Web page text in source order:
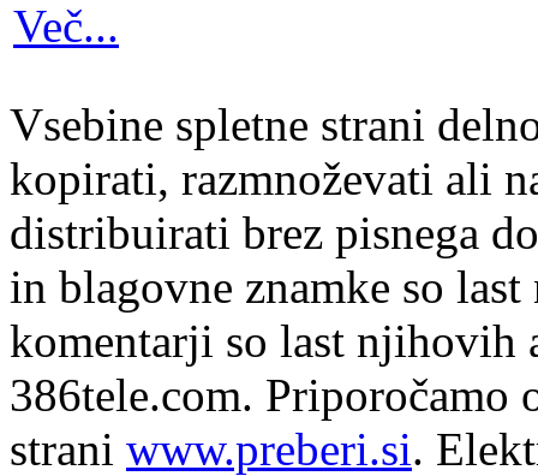
Več...
Vsebine spletne strani
kopirati, razmnoževati ali
distribuirati brez pisnega
in blagovne znamke so
komentarji so last njihovih
386tele.com. Priporočamo
strani www.preberi.si.